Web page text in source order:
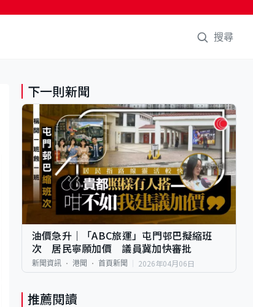
搜尋
下一則新聞
油價急升｜「ABC旅運」屯門邨巴擬縮班
次 居民寧願加價 議員冀加快審批
新聞資訊 港聞 首頁新聞 2026年04月06日
推薦閱讀